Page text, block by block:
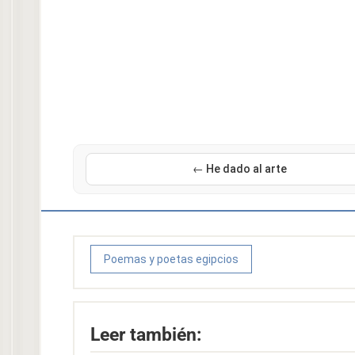
← He dado al arte
Poemas y poetas egipcios
Leer también: